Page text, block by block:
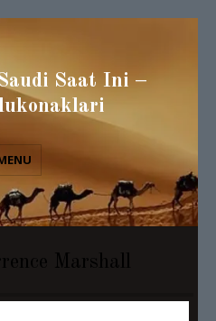
Saat Ini –
Marshall